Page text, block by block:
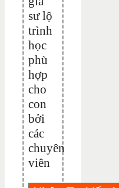
sư lộ
trình
học
phù
hợp
cho
con
bởi
các
chuyên
viên